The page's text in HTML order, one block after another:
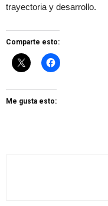
trayectoria y desarrollo.
Comparte esto:
Me gusta esto: